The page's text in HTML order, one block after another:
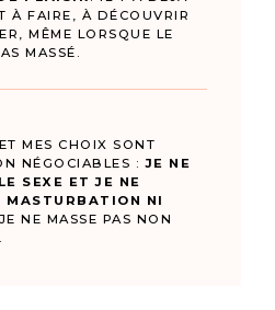
À FAIRE, À DÉCOUVRIR
MÊME LORSQUE LE
MASSÉ.
MES CHOIX SONT
NÉGOCIABLES : JE NE
SEXE ET JE NE
MASTURBATION NI
JE NE MASSE PAS NON